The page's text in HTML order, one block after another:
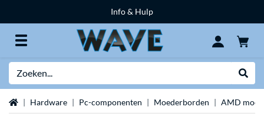
Info & Hulp
Home Hardware Pc-componenten Moederborden AMD